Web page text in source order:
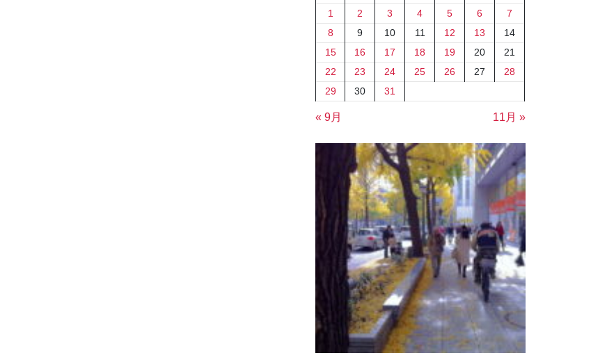
1
2 3 4 5 6
7
8
9 10 11 12 13
14
15
16 17 18 19 20
21
22
23 24 25 26 27
28
29
30 31
« 9月 11月 »